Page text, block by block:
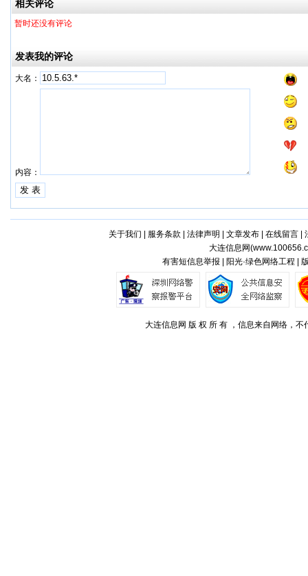
相关评论
暂时还没有评论
发表我的评论
大名：
内容：
关于我们 服务条款 法律声明 文章发布| 在线留言|
大连信息网(
有害短信息举报 | 阳光·绿色网络工程 |
大连信息网 版 权 所 有 ，信息来自网络，